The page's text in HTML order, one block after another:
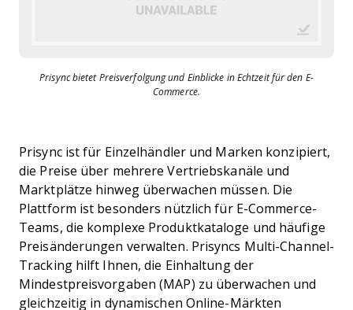
Prisync bietet Preisverfolgung und Einblicke in Echtzeit für den E-
Commerce.
Prisync ist für Einzelhändler und Marken konzipiert,
die Preise über mehrere Vertriebskanäle und
Marktplätze hinweg überwachen müssen. Die
Plattform ist besonders nützlich für E-Commerce-
Teams, die komplexe Produktkataloge und häufige
Preisänderungen verwalten. Prisyncs Multi-Channel-
Tracking hilft Ihnen, die Einhaltung der
Mindestpreisvorgaben (MAP) zu überwachen und
gleichzeitig in dynamischen Online-Märkten